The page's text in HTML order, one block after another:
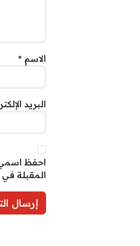
الاسم *
البريد
احفظ
المقبلة